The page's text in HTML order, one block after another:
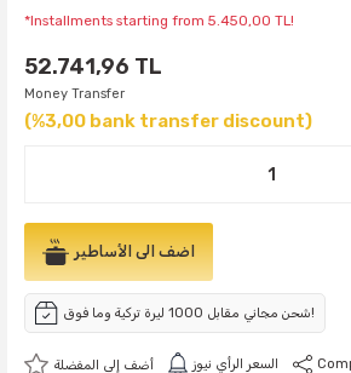
*Installments starting from 5.450,00 TL!
52.741,96 TL
Money Transfer
(%3,00 bank transfer discount)
اضف الى الأساطير
شحن مجاني مقابل 1000 ليرة تركية وما فوق!
السعر الرأي نيوز